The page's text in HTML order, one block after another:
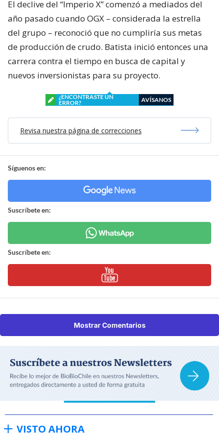
El declive del “Imperio X” comenzó a mediados del
año pasado cuando OGX – considerada la estrella
del grupo – reconoció que no cumpliría sus metas
de producción de crudo. Batista inició entonces una
carrera contra el tiempo en busca de capital y
nuevos inversionistas para su proyecto.
¿ENCONTRASTE UN
ERROR?
AVÍSANOS
Revisa nuestra página de correcciones
Síguenos en:
Suscríbete en:
Suscríbete en:
Mostrar Comentarios
VISTO AHORA